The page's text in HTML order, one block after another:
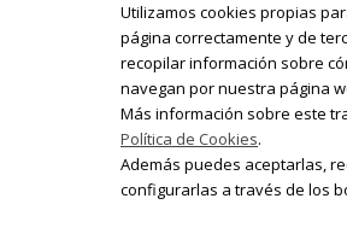
Registrate en nuestro
noticias
Utilizamos cookies propias
página correctamente y de
recopilar información sobre
navegan por nuestra página
Más información sobre este
Política de Cookies.
Además puedes aceptarlas,
configurarlas a través de los